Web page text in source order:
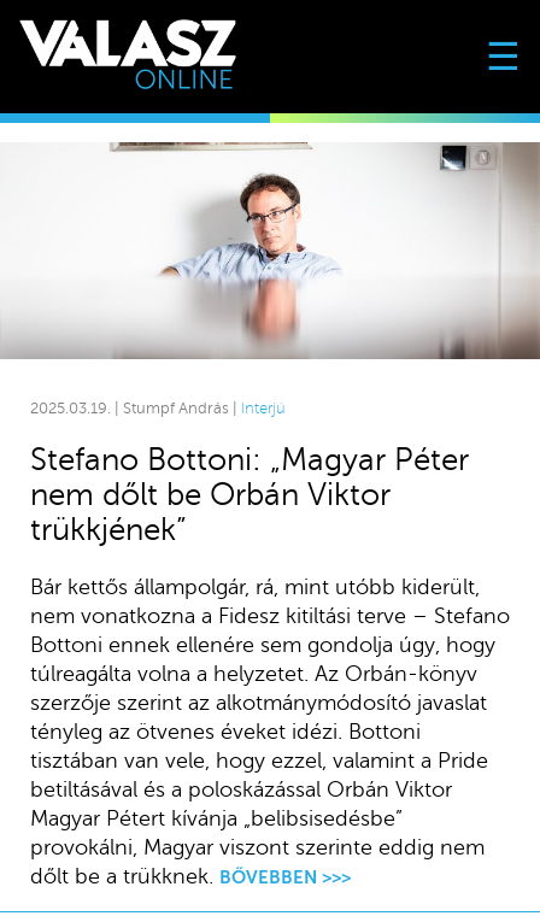
☰
2025.03.19. | Stumpf András | Interjú
Stefano Bottoni: „Magyar Péter
nem dőlt be Orbán Viktor
trükkjének”
Bár kettős állampolgár, rá, mint utóbb kiderült,
nem vonatkozna a Fidesz kitiltási terve – Stefano
Bottoni ennek ellenére sem gondolja úgy, hogy
túlreagálta volna a helyzetet. Az Orbán-könyv
szerzője szerint az alkotmánymódosító javaslat
tényleg az ötvenes éveket idézi. Bottoni
tisztában van vele, hogy ezzel, valamint a Pride
betiltásával és a poloskázással Orbán Viktor
Magyar Pétert kívánja „belibsisedésbe”
provokálni, Magyar viszont szerinte eddig nem
dőlt be a trükknek. BŐVEBBEN >>>